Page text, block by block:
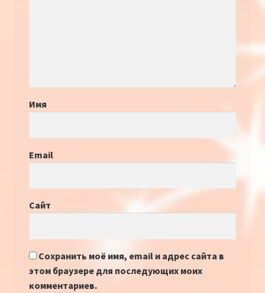
Имя
Email
Сайт
Сохранить моё имя, email и адрес сайта в
этом браузере для последующих моих
комментариев.